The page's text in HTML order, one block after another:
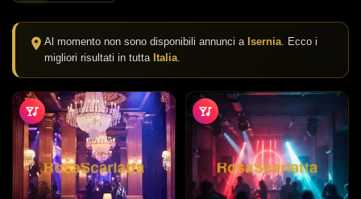
Al momento non sono disponibili annunci a Isernia . Ecco i
migliori risultati in tutta Italia